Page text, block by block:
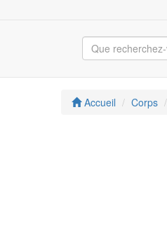
Accueil Corps